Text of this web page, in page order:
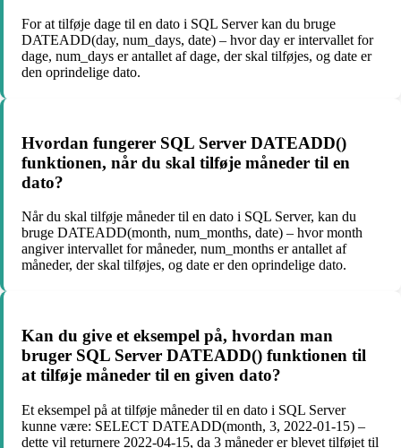
For at tilføje dage til en dato i SQL Server kan du bruge
DATEADD(day, num_days, date) – hvor day er intervallet for
dage, num_days er antallet af dage, der skal tilføjes, og date er
den oprindelige dato.
Hvordan fungerer SQL Server DATEADD()
funktionen, når du skal tilføje måneder til en
dato?
Når du skal tilføje måneder til en dato i SQL Server, kan du
bruge DATEADD(month, num_months, date) – hvor month
angiver intervallet for måneder, num_months er antallet af
måneder, der skal tilføjes, og date er den oprindelige dato.
Kan du give et eksempel på, hvordan man
bruger SQL Server DATEADD() funktionen til
at tilføje måneder til en given dato?
Et eksempel på at tilføje måneder til en dato i SQL Server
kunne være: SELECT DATEADD(month, 3, 2022-01-15) –
dette vil returnere 2022-04-15, da 3 måneder er blevet tilføjet til